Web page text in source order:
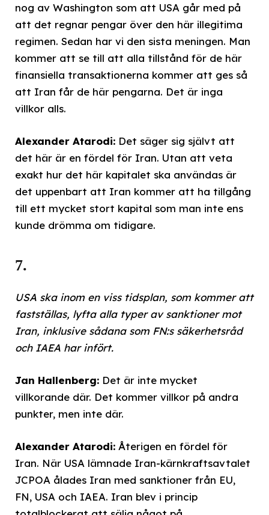
nog av Washington som att USA går med på
att det regnar pengar över den här illegitima
regimen. Sedan har vi den sista meningen. Man
kommer att se till att alla tillstånd för de här
finansiella transaktionerna kommer att ges så
att Iran får de här pengarna. Det är inga
villkor alls.
Alexander Atarodi: Det säger sig självt att
det här är en fördel för Iran. Utan att veta
exakt hur det här kapitalet ska användas är
det uppenbart att Iran kommer att ha tillgång
till ett mycket stort kapital som man inte ens
kunde drömma om tidigare.
7.
USA ska inom en viss tidsplan, som kommer att
fastställas, lyfta alla typer av sanktioner mot
Iran, inklusive sådana som FN:s säkerhetsråd
och IAEA har infört.
Jan Hallenberg: Det är inte mycket
villkorande där. Det kommer villkor på andra
punkter, men inte där.
Alexander Atarodi: Återigen en fördel för
Iran. När USA lämnade Iran-kärnkraftsavtalet
JCPOA ålades Iran med sanktioner från EU,
FN, USA och IAEA. Iran blev i princip